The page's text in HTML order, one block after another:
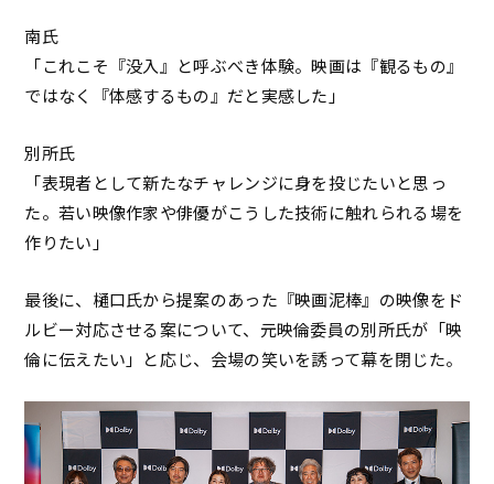
南氏
「これこそ『没入』と呼ぶべき体験。映画は『観るもの』
ではなく『体感するもの』だと実感した」
別所氏
「表現者として新たなチャレンジに身を投じたいと思っ
た。若い映像作家や俳優がこうした技術に触れられる場を
作りたい」
最後に、樋口氏から提案のあった『映画泥棒』の映像をド
ルビー対応させる案について、元映倫委員の別所氏が「映
倫に伝えたい」と応じ、会場の笑いを誘って幕を閉じた。